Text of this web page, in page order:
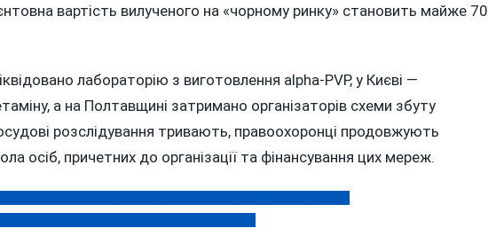
вартість вилученого на «чорному ринку» становить майже 70
лабораторію з виготовлення alpha-PVP, у Києві —
а на Полтавщині затримано організаторів схеми збуту
розслідування тривають, правоохоронці продовжують
осіб, причетних до організації та фінансування цих мереж.